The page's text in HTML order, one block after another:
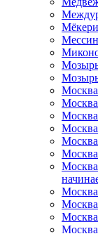
Москва
Москва